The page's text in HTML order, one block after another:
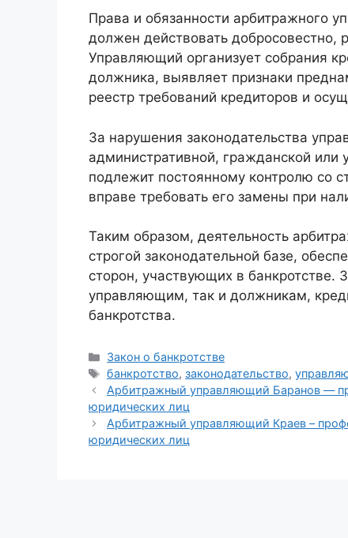
Права и обязанности арбитражного
должен действовать добросовестно,
Управляющий организует собрания
должника, выявляет признаки
реестр требований кредиторов и
За нарушения законодательства
административной, гражданской или
подлежит постоянному контролю со
вправе требовать его замены при
Таким образом, деятельность
строгой законодательной базе,
сторон, участвующих в банкротстве.
управляющим, так и должникам,
банкротства.
Рубрики
Закон о банкротстве
Метки
банкротство,законодательство,
Арбитражный управляющий Баранов —
юридических лиц
Арбитражный управляющий Краев –
юридических лиц